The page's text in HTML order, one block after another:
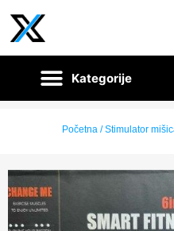
Početna/ Stimulator